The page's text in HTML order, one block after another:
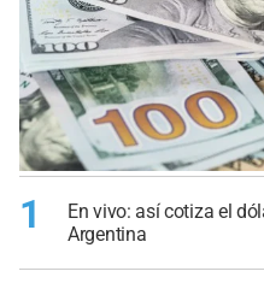
1
En vivo: así cotiza el
Argentina